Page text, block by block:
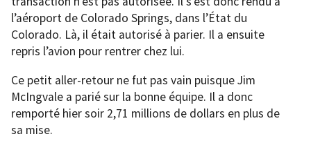
l’aéroport de Colorado Springs, dans l’État du
Colorado. Là, il était autorisé à parier. Il a ensuite
repris l’avion pour rentrer chez lui.
Ce petit aller-retour ne fut pas vain puisque Jim
McIngvale a parié sur la bonne équipe. Il a donc
remporté hier soir 2,71 millions de dollars en plus de
sa mise.